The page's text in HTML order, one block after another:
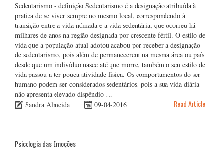
Sedentarismo - definição Sedentarismo é a designação atribuída à
pratica de se viver sempre no mesmo local, correspondendo à
transição entre a vida nómada e a vida sedentária, que ocorreu há
milhares de anos na região designada por crescente fértil. O estilo de
vida que a população atual adotou acabou por receber a designação
de sedentarismo, pois além de permanecerem na mesma área ou país
desde que um indivíduo nasce até que morre, também o seu estilo de
vida passou a ter pouca atividade física. Os comportamentos do ser
humano podem ser considerados sedentários, pois a sua vida diária
não apresenta elevado dispêndio …
Sandra Almeida
09-04-2016 Read Article
Psicologia das Emoções